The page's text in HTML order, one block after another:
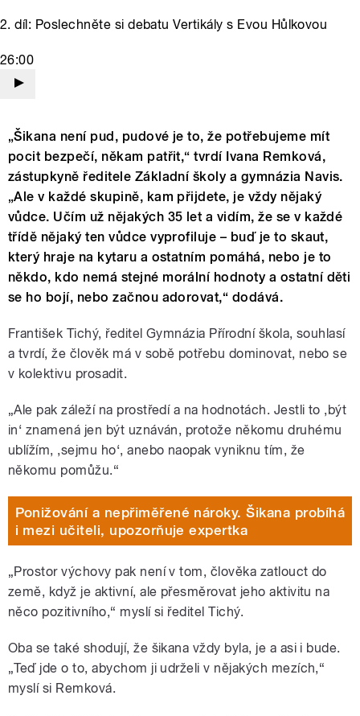
2. díl: Poslechněte si debatu Vertikály s Evou Hůlkovou
26:00
„Šikana není pud, pudové je to, že potřebujeme mít
pocit bezpečí, někam patřit,“ tvrdí Ivana Remková,
zástupkyně ředitele Základní školy a gymnázia Navis.
„Ale v každé skupině, kam přijdete, je vždy nějaký
vůdce. Učím už nějakých 35 let a vidím, že se v každé
třídě nějaký ten vůdce vyprofiluje – buď je to skaut,
který hraje na kytaru a ostatním pomáhá, nebo je to
někdo, kdo nemá stejné morální hodnoty a ostatní děti
se ho bojí, nebo začnou adorovat,“ dodává.
František Tichý, ředitel Gymnázia Přírodní škola, souhlasí
a tvrdí, že člověk má v sobě potřebu dominovat, nebo se
v kolektivu prosadit.
„Ale pak záleží na prostředí a na hodnotách. Jestli to ,být
in‘ znamená jen být uznáván, protože někomu druhému
ublížím, ,sejmu ho‘, anebo naopak vyniknu tím, že
někomu pomůžu.“
Ponižování a nepřiměřené nároky. Šikana probíhá
i mezi učiteli, upozorňuje expertka
„Prostor výchovy pak není v tom, člověka zatlouct do
země, když je aktivní, ale přesměrovat jeho aktivitu na
něco pozitivního,“ myslí si ředitel Tichý.
Oba se také shodují, že šikana vždy byla, je a asi i bude.
„Teď jde o to, abychom ji udrželi v nějakých mezích,“
myslí si Remková.